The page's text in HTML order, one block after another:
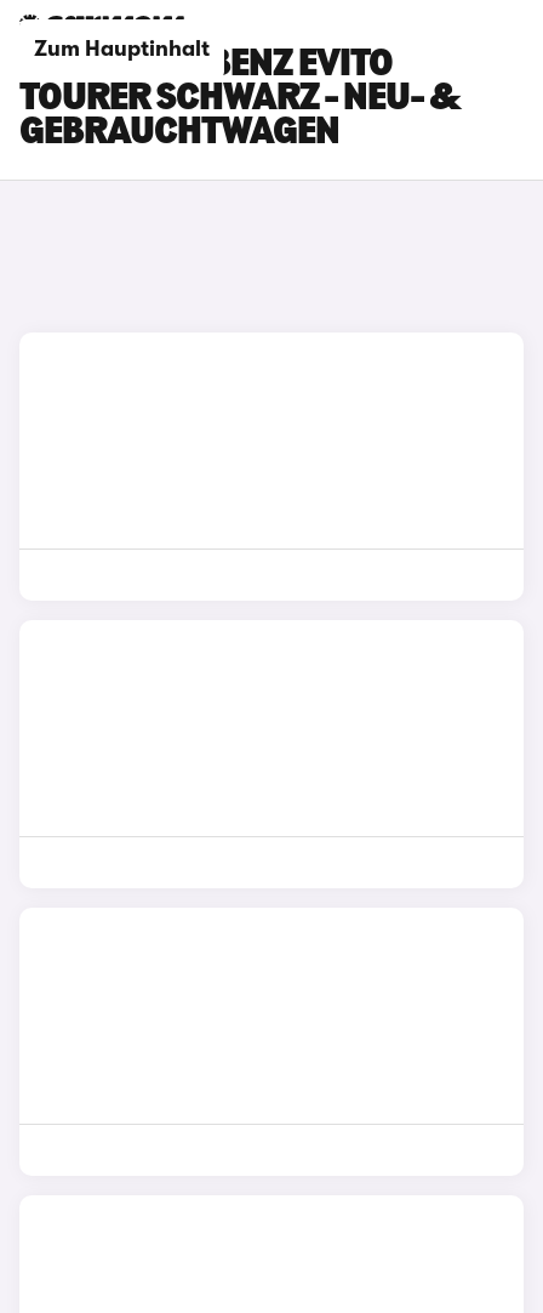
Zum Hauptinhalt
MERCEDES-BENZ EVITO
TOURER SCHWARZ - NEU- &
GEBRAUCHTWAGEN